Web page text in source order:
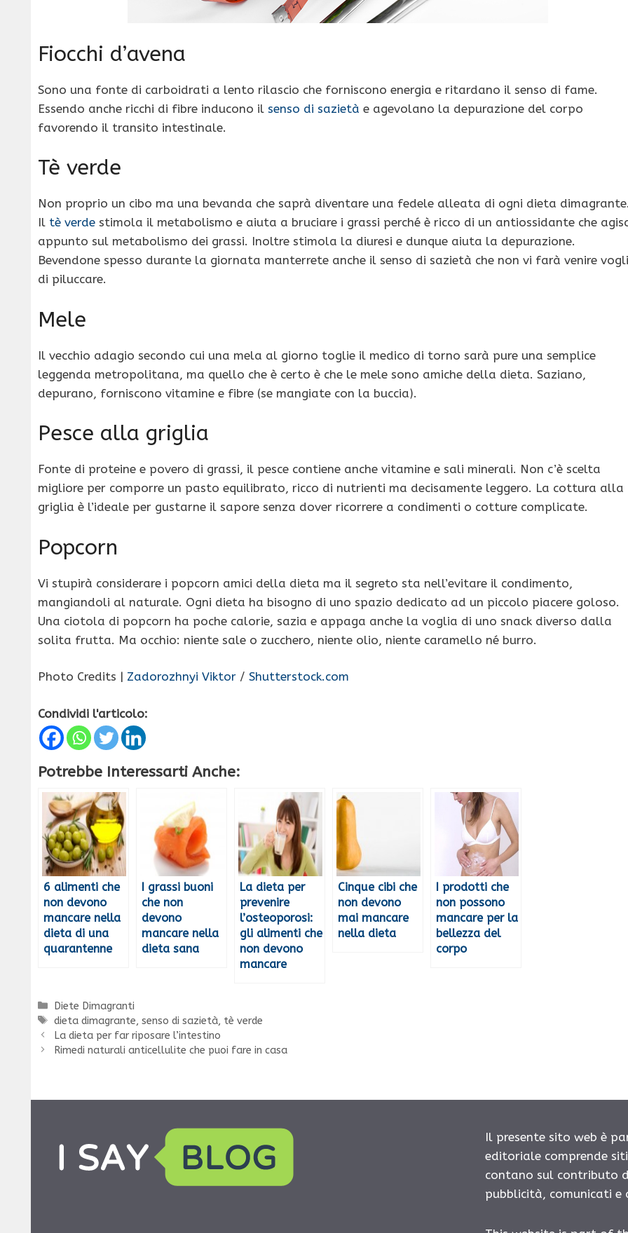
Fiocchi d’avena
Sono una fonte di carboidrati a lento rilascio che forniscono energia e ritardano il senso di fame.
Essendo anche ricchi di fibre inducono il senso di sazietà e agevolano la depurazione del corpo
favorendo il transito intestinale.
Tè verde
Non proprio un cibo ma una bevanda che saprà diventare una fedele alleata di ogni dieta dimagrante.
Il tè verde stimola il metabolismo e aiuta a bruciare i grassi perché è ricco di un antiossidante che
appunto sul metabolismo dei grassi. Inoltre stimola la diuresi e dunque aiuta la depurazione.
Bevendone spesso durante la giornata manterrete anche il senso di sazietà che non vi farà venire
di piluccare.
Mele
Il vecchio adagio secondo cui una mela al giorno toglie il medico di torno sarà pure una semplice
leggenda metropolitana, ma quello che è certo è che le mele sono amiche della dieta. Saziano,
depurano, forniscono vitamine e fibre (se mangiate con la buccia).
Pesce alla griglia
Fonte di proteine e povero di grassi, il pesce contiene anche vitamine e sali minerali. Non c’è scelta
migliore per comporre un pasto equilibrato, ricco di nutrienti ma decisamente leggero. La cottura alla
griglia è l’ideale per gustarne il sapore senza dover ricorrere a condimenti o cotture complicate.
Popcorn
Vi stupirà considerare i popcorn amici della dieta ma il segreto sta nell’evitare il condimento,
mangiandoli al naturale. Ogni dieta ha bisogno di uno spazio dedicato ad un piccolo piacere goloso.
Una ciotola di popcorn ha poche calorie, sazia e appaga anche la voglia di uno snack diverso dalla
solita frutta. Ma occhio: niente sale o zucchero, niente olio, niente caramello né burro.
Photo Credits | Zadorozhnyi Viktor / Shutterstock.com
Condividi l'articolo:
Potrebbe Interessarti Anche:
6 alimenti che
non devono
mancare nella
dieta di una
quarantenne
I grassi buoni
che non
devono
mancare nella
dieta sana
La dieta per
prevenire
l’osteoporosi:
gli alimenti che
non devono
mancare
Cinque cibi che
non devono
mai mancare
nella dieta
I prodotti che
non possono
mancare per la
bellezza del
corpo
Categorie
Diete Dimagranti
Tag
dieta dimagrante,senso di sazietà, tè verde
La dieta per far riposare l’intestino
Rimedi naturali anticellulite che puoi fare in casa
Il presente sito web è
editoriale comprende
contano sul contributo
pubblicità, comunicati e